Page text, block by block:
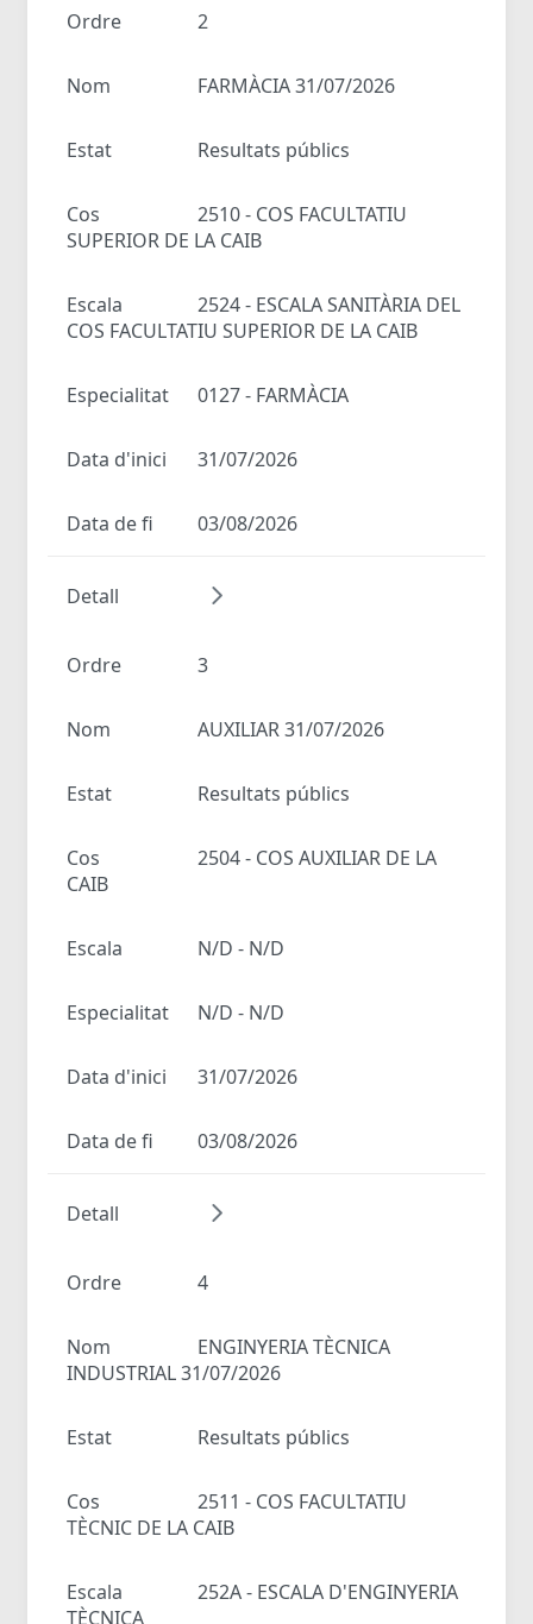
Ordre 2
Nom FARMÀCIA 31/07/2026
Estat Resultats públics
Cos
2510 - COS FACULTATIU
SUPERIOR DE LA CAIB
Escala
2524 - ESCALA SANITÀRIA DEL
COS FACULTATIU SUPERIOR DE LA CAIB
Especialitat 0127 - FARMÀCIA
Data d'inici 31/07/2026
Data de fi 03/08/2026
Detall
Ordre 3
Nom AUXILIAR 31/07/2026
Estat Resultats públics
Cos
2504 - COS AUXILIAR DE LA
CAIB
Escala N/D - N/D
Especialitat N/D - N/D
Data d'inici 31/07/2026
Data de fi 03/08/2026
Detall
Ordre 4
Nom
ENGINYERIA TÈCNICA
INDUSTRIAL 31/07/2026
Estat Resultats públics
Cos
2511 - COS FACULTATIU
TÈCNIC DE LA CAIB
Escala
252A - ESCALA D'ENGINYERIA
TÈCNICA